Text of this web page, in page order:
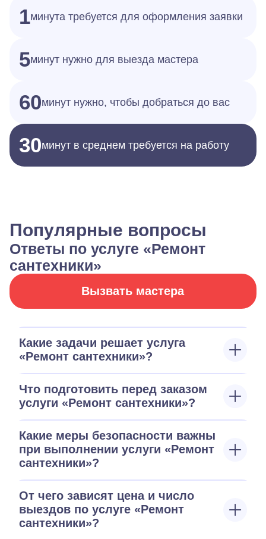
1минута требуется для оформления заявки
5минут нужно для выезда мастера
60минут нужно, чтобы добраться до вас
30минут в среднем требуется на работу
Популярные вопросы
Ответы по услуге «Ремонт
сантехники»
Вызвать мастера
Какие задачи решает услуга
«Ремонт сантехники»?
Что подготовить перед заказом
услуги «Ремонт сантехники»?
Какие меры безопасности важны
при выполнении услуги «Ремонт
сантехники»?
От чего зависят цена и число
выездов по услуге «Ремонт
сантехники»?